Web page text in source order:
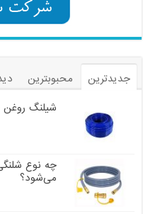
جدیدترین محبوبترین
شیلنگ
چه نوع
می‌شود؟